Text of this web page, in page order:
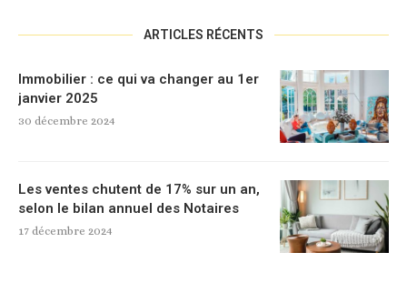
ARTICLES RÉCENTS
Immobilier : ce qui va changer au 1er
janvier 2025
30 décembre 2024
Les ventes chutent de 17% sur un an,
selon le bilan annuel des Notaires
17 décembre 2024